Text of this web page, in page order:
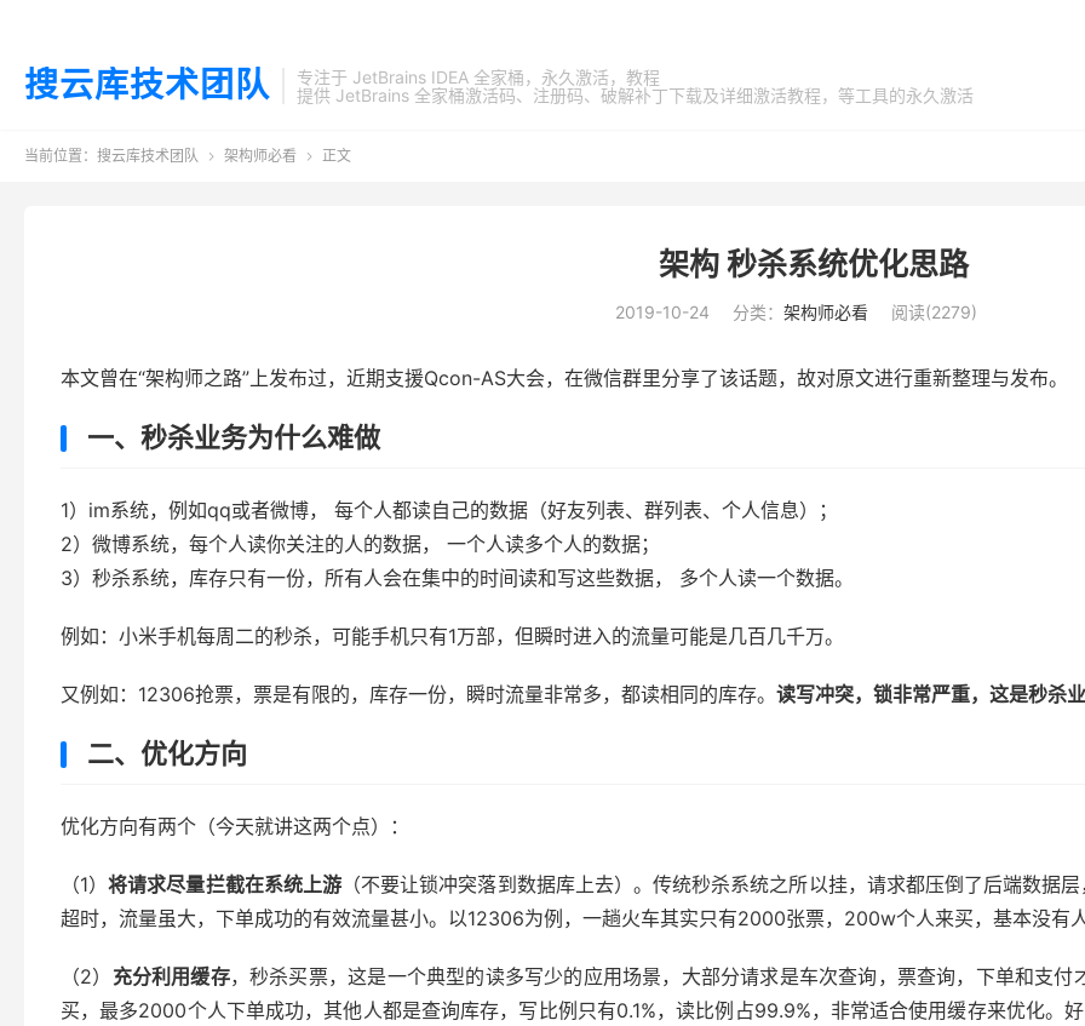
搜云库技术团队
专注于 JetBrains IDEA 全家桶，永久激活，教程
提供 JetBrains 全家桶激活码、注册码、破解补丁下载及详细激活教程，等工具的永久激活
当前位置： 搜云库技术团队  架构师必看  正文
架构 秒杀系统优化思路
2019-10-24 分类： 架构师必看 阅读(2279)
本文曾在“架构师之路”上发布过，近期支援Qcon-AS大会，在微信群里分享了该话题，故对原文进行重新整理与发布。
一、秒杀业务为什么难做
1）im系统，例如qq或者微博， 每个人都读自己的数据（好友列表、群列表、个人信息）；
2）微博系统，每个人读你关注的人的数据， 一个人读多个人的数据；
3）秒杀系统，库存只有一份，所有人会在集中的时间读和写这些数据， 多个人读一个数据。
例如：小米手机每周二的秒杀，可能手机只有1万部，但瞬时进入的流量可能是几百几千万。
又例如：12306抢票，票是有限的，库存一份，瞬时流量非常多，都读相同的库存。 读写冲突，锁非常严重，这是秒杀
二、优化方向
优化方向有两个（今天就讲这两个点）：
（1）将请求尽量拦截在系统上游（不要让锁冲突落到数据库上去）。传统秒杀系统之所以挂，请求都压倒了后端数据
超时，流量虽大，下单成功的有效流量甚小。以12306为例，一趟火车其实只有2000张票，200w个人来买，基本没有
（2） 充分利用缓存，秒杀买票，这是一个典型的读多写少的应用场景，大部分请求是车次查询，票查询，下单和支
买，最多2000个人下单成功，其他人都是查询库存，写比例只有0.1%，读比例占99.9%，非常适合使用缓存来优化。